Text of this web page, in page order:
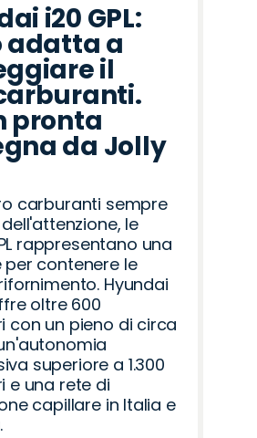
i20 GPL:
adatta a
il
pronta
da Jolly
carburanti sempre
le
rappresentano una
per contenere le
Hyundai
oltre 600
con un pieno di circa
superiore a 1.300
e una rete di
capillare in Italia e